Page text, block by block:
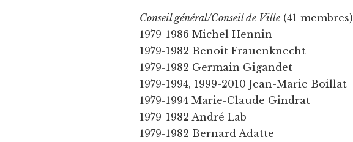
Conseil général/Conseil de Ville (41 membres)
1979-1986 Michel Hennin
1979-1982 Benoit Frauenknecht
1979-1982 Germain Gigandet
1979-1994, 1999-2010 Jean-Marie Boillat
1979-1994 Marie-Claude Gindrat
1979-1982 André Lab
1979-1982 Bernard Adatte